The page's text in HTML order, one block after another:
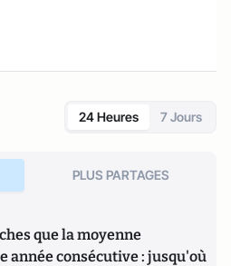
24 Heures 7 Jours
PLUS PARTAGES
que la moyenne
année consécutive : jusqu'où